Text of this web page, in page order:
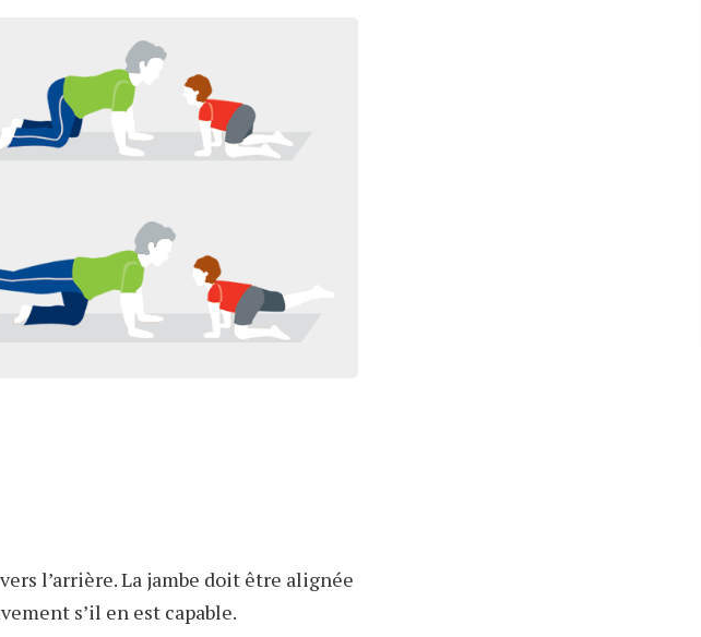
l’arrière. La jambe doit être alignée
s’il en est capable.